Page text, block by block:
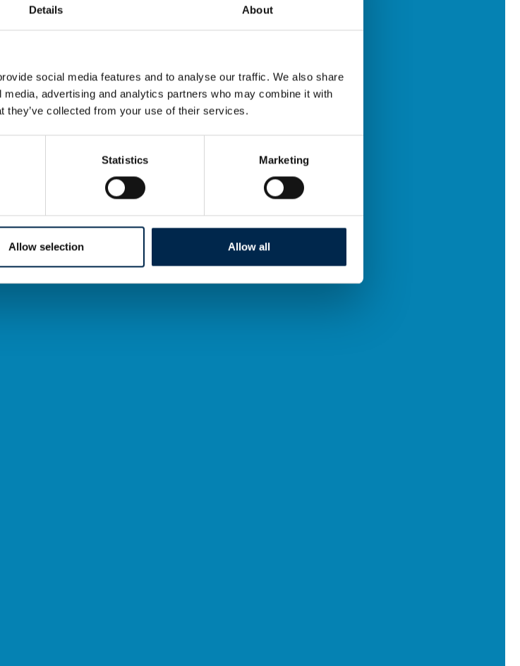
Details About
social media features and to analyse our traffic. We also share
advertising and analytics partners who may combine it with
they’ve collected from your use of their services.
Statistics Marketing
Allow selection Allow all